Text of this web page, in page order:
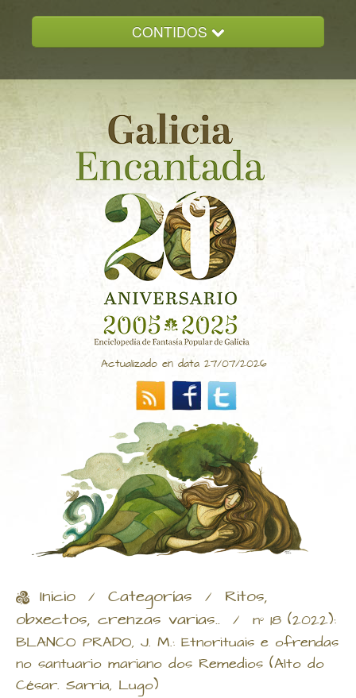
CONTIDOS
GALICIA ENCANTADA
DOCUMENTACION
NOVAS
CONTACTO
Actualizado en data 27/07/2026
Inicio / Categorías / Ritos,
obxectos, crenzas varias.. / nº 18 (2022):
BLANCO PRADO, J. M.: Etnorituais e ofrendas
no santuario mariano dos Remedios (Alto do
César. Sarria, Lugo)